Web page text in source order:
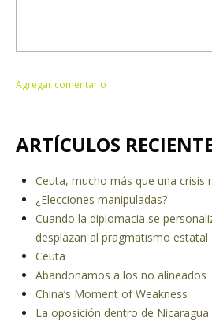
ARTÍCULOS
Ceuta, mucho más que una crisis
¿Elecciones manipuladas?
Cuando la diplomacia se
desplazan al pragmatismo estatal
Ceuta
Abandonamos a los no alineados
China’s Moment of Weakness
La oposición dentro de